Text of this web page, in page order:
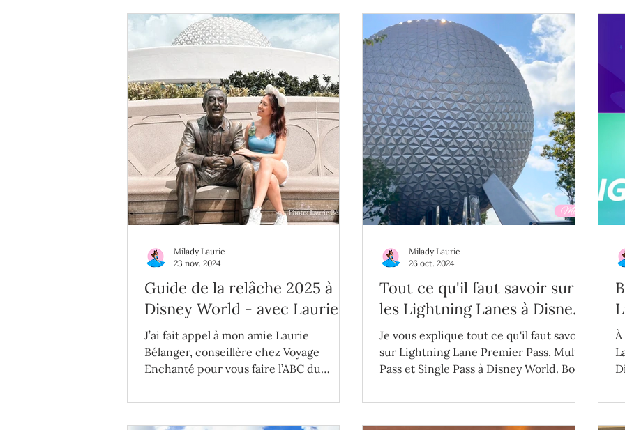
Guide de la relâche 2025 à
Disney World - avec Laurie
Bélanger
J’ai fait appel à mon amie Laurie
Bélanger, conseillère chez Voyage
Enchanté pour vous faire l’ABC du
Milady Laurie
23 nov. 2024
Tout ce qu'il faut savoir sur
les Lightning Lanes à Disney
World
Je vous explique tout ce qu'il faut savoir
sur Lightning Lane Premier Pass, Multi
Pass et Single Pass à Disney World. Bon
Milady Laurie
26 oct. 2024